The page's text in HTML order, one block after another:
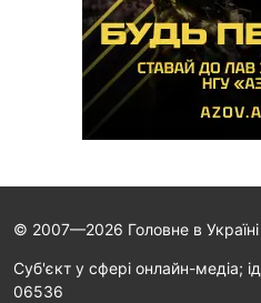
© 2007—2026 Головне в Україні
Cуб'єкт у сфері онлайн-медіа;
06536